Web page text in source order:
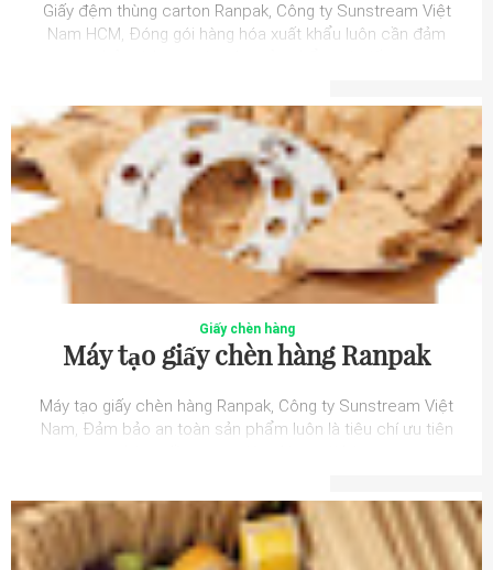
Giấy đệm thùng carton Ranpak, Công ty Sunstream Việt
Nam HCM, Đóng gói hàng hóa xuất khẩu luôn cần đảm
Giấy chèn hàng
Máy tạo giấy chèn hàng Ranpak
Máy tạo giấy chèn hàng Ranpak, Công ty Sunstream Việt
Nam, Đảm bảo an toàn sản phẩm luôn là tiêu chí ưu tiên